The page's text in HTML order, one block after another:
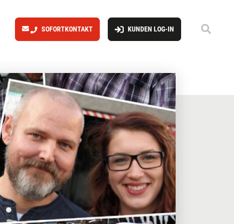
SOFORTKONTAKT KUNDEN LOG-IN